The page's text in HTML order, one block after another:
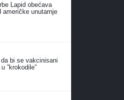
Lapid obećava
američke unutarnje
bi se vakcinisani
”krokodile”